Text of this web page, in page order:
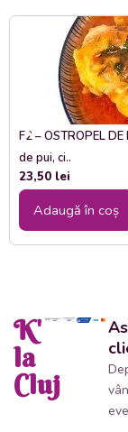
F2 – OSTROPEL DE
de pui, ci..
23,50 lei
Adaugă în coș
K'
la
Cluj